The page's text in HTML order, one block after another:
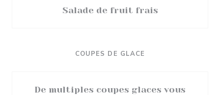
Salade de fruit frais
COUPES DE GLACE
De multiples coupes glaces vous